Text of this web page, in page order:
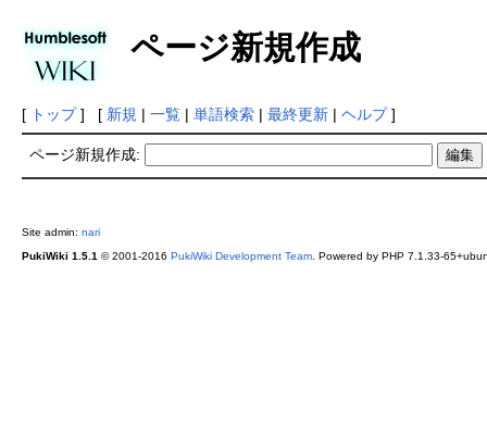
ページ新規作成
[ トップ] [ 新規 | 一覧| 単語検索| 最終更新| ヘルプ]
ページ新規作成:
Site admin: nari
PukiWiki 1.5.1 © 2001-2016 PukiWiki Development Team. Powered by PHP 7.1.33-